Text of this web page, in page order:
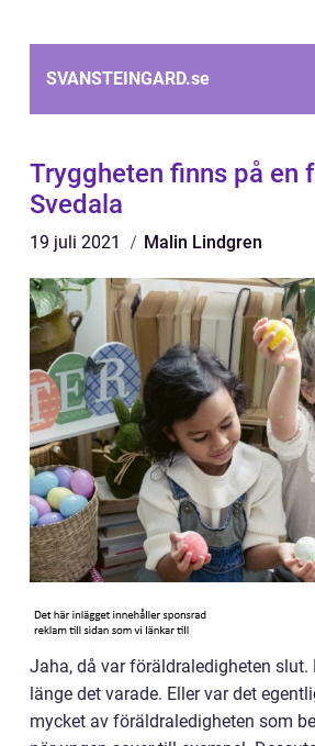
SVANSTEINGARD.se
Tryggheten finns på en
Svedala
19 juli 2021 Malin Lindgren
Jaha, då var föräldraledigheten slut.
länge det varade. Eller var det
mycket av föräldraledigheten som